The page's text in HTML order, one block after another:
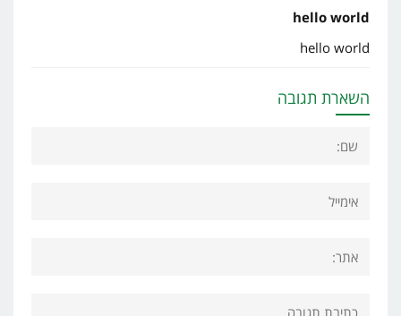
hello world
hello world
השארת תגובה